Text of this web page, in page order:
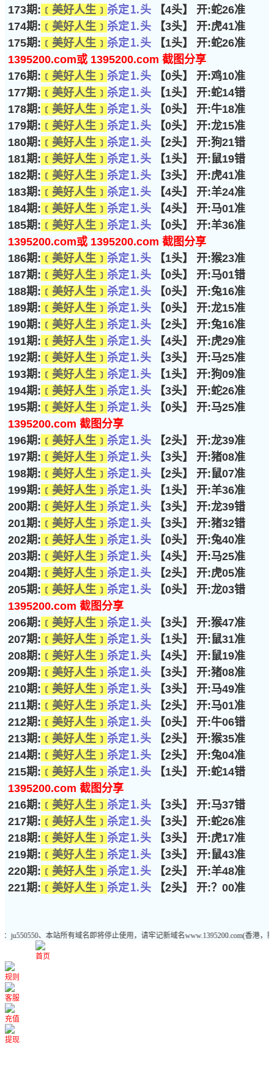
173期: ﹝美好人生﹞ 杀定⒈头 【4头】 开:蛇26准
174期: ﹝美好人生﹞ 杀定⒈头 【3头】 开:虎41准
175期: ﹝美好人生﹞ 杀定⒈头 【1头】 开:蛇26准
1395200.com或 1395200.com 截图分享
176期: ﹝美好人生﹞ 杀定⒈头 【0头】 开:鸡10准
177期: ﹝美好人生﹞ 杀定⒈头 【1头】 开:蛇14错
178期: ﹝美好人生﹞ 杀定⒈头 【0头】 开:牛18准
179期: ﹝美好人生﹞ 杀定⒈头 【0头】 开:龙15准
180期: ﹝美好人生﹞ 杀定⒈头 【2头】 开:狗21错
181期: ﹝美好人生﹞ 杀定⒈头 【1头】 开:鼠19错
182期: ﹝美好人生﹞ 杀定⒈头 【3头】 开:虎41准
183期: ﹝美好人生﹞ 杀定⒈头 【4头】 开:羊24准
184期: ﹝美好人生﹞ 杀定⒈头 【4头】 开:马01准
185期: ﹝美好人生﹞ 杀定⒈头 【0头】 开:羊36准
1395200.com或 1395200.com 截图分享
186期: ﹝美好人生﹞ 杀定⒈头 【1头】 开:猴23准
187期: ﹝美好人生﹞ 杀定⒈头 【0头】 开:马01错
188期: ﹝美好人生﹞ 杀定⒈头 【0头】 开:兔16准
189期: ﹝美好人生﹞ 杀定⒈头 【0头】 开:龙15准
190期: ﹝美好人生﹞ 杀定⒈头 【2头】 开:兔16准
191期: ﹝美好人生﹞ 杀定⒈头 【4头】 开:虎29准
192期: ﹝美好人生﹞ 杀定⒈头 【3头】 开:马25准
193期: ﹝美好人生﹞ 杀定⒈头 【1头】 开:狗09准
194期: ﹝美好人生﹞ 杀定⒈头 【3头】 开:蛇26准
195期: ﹝美好人生﹞ 杀定⒈头 【0头】 开:马25准
1395200.com 截图分享
196期: ﹝美好人生﹞ 杀定⒈头 【2头】 开:龙39准
197期: ﹝美好人生﹞ 杀定⒈头 【3头】 开:猪08准
198期: ﹝美好人生﹞ 杀定⒈头 【2头】 开:鼠07准
199期: ﹝美好人生﹞ 杀定⒈头 【1头】 开:羊36准
200期: ﹝美好人生﹞ 杀定⒈头 【3头】 开:龙39错
201期: ﹝美好人生﹞ 杀定⒈头 【3头】 开:猪32错
202期: ﹝美好人生﹞ 杀定⒈头 【0头】 开:兔40准
203期: ﹝美好人生﹞ 杀定⒈头 【4头】 开:马25准
204期: ﹝美好人生﹞ 杀定⒈头 【2头】 开:虎05准
205期: ﹝美好人生﹞ 杀定⒈头 【0头】 开:龙03错
1395200.com 截图分享
206期: ﹝美好人生﹞ 杀定⒈头 【3头】 开:猴47准
207期: ﹝美好人生﹞ 杀定⒈头 【1头】 开:鼠31准
208期: ﹝美好人生﹞ 杀定⒈头 【4头】 开:鼠19准
209期: ﹝美好人生﹞ 杀定⒈头 【3头】 开:猪08准
210期: ﹝美好人生﹞ 杀定⒈头 【3头】 开:马49准
211期: ﹝美好人生﹞ 杀定⒈头 【2头】 开:马01准
212期: ﹝美好人生﹞ 杀定⒈头 【0头】 开:牛06错
213期: ﹝美好人生﹞ 杀定⒈头 【2头】 开:猴35准
214期: ﹝美好人生﹞ 杀定⒈头 【2头】 开:兔04准
215期: ﹝美好人生﹞ 杀定⒈头 【1头】 开:蛇14错
1395200.com 截图分享
216期: ﹝美好人生﹞ 杀定⒈头 【3头】 开:马37错
217期: ﹝美好人生﹞ 杀定⒈头 【3头】 开:蛇26准
218期: ﹝美好人生﹞ 杀定⒈头 【3头】 开:虎17准
219期: ﹝美好人生﹞ 杀定⒈头 【3头】 开:鼠43准
220期: ﹝美好人生﹞ 杀定⒈头 【2头】 开:羊48准
221期: ﹝美好人生﹞ 杀定⒈头 【2头】 开:？00准
本站所有域名即将停止使用，请牢记新域名www.1395200.com(香港，新澳门，统
首页
规则
客服
充值
提现